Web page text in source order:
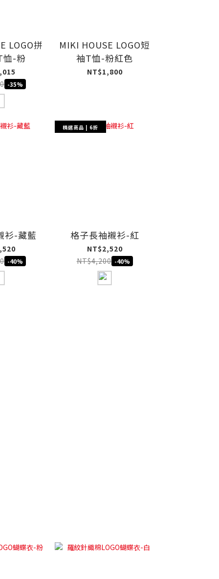
LOGO拼
恤-粉
-35%
MIKI HOUSE LOGO短
袖T恤-粉紅色
NT$1,800
衫-藏藍
-40%
精選商品 | 6折
格子長袖襯衫-紅
NT$2,520
NT$4,200 -40%